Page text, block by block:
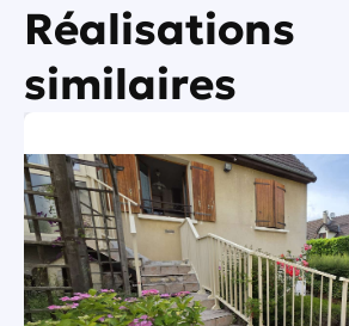
Réalisations
similaires